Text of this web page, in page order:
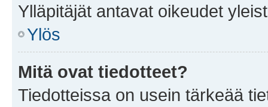
Ylläpitäjät antavat oikeudet
Ylös
Mitä ovat tiedotteet?
Tiedotteissa on usein tärkeää